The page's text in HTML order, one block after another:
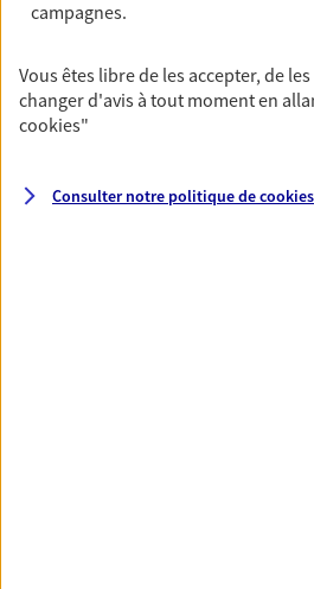
responsabilité civile.
DEMANDER UN
VOIR TOUTES NOS
campagnes.
Vous êtes libre de les accepter, de
changer d'avis à tout moment en
cookies"
Consulter notre politique decookies